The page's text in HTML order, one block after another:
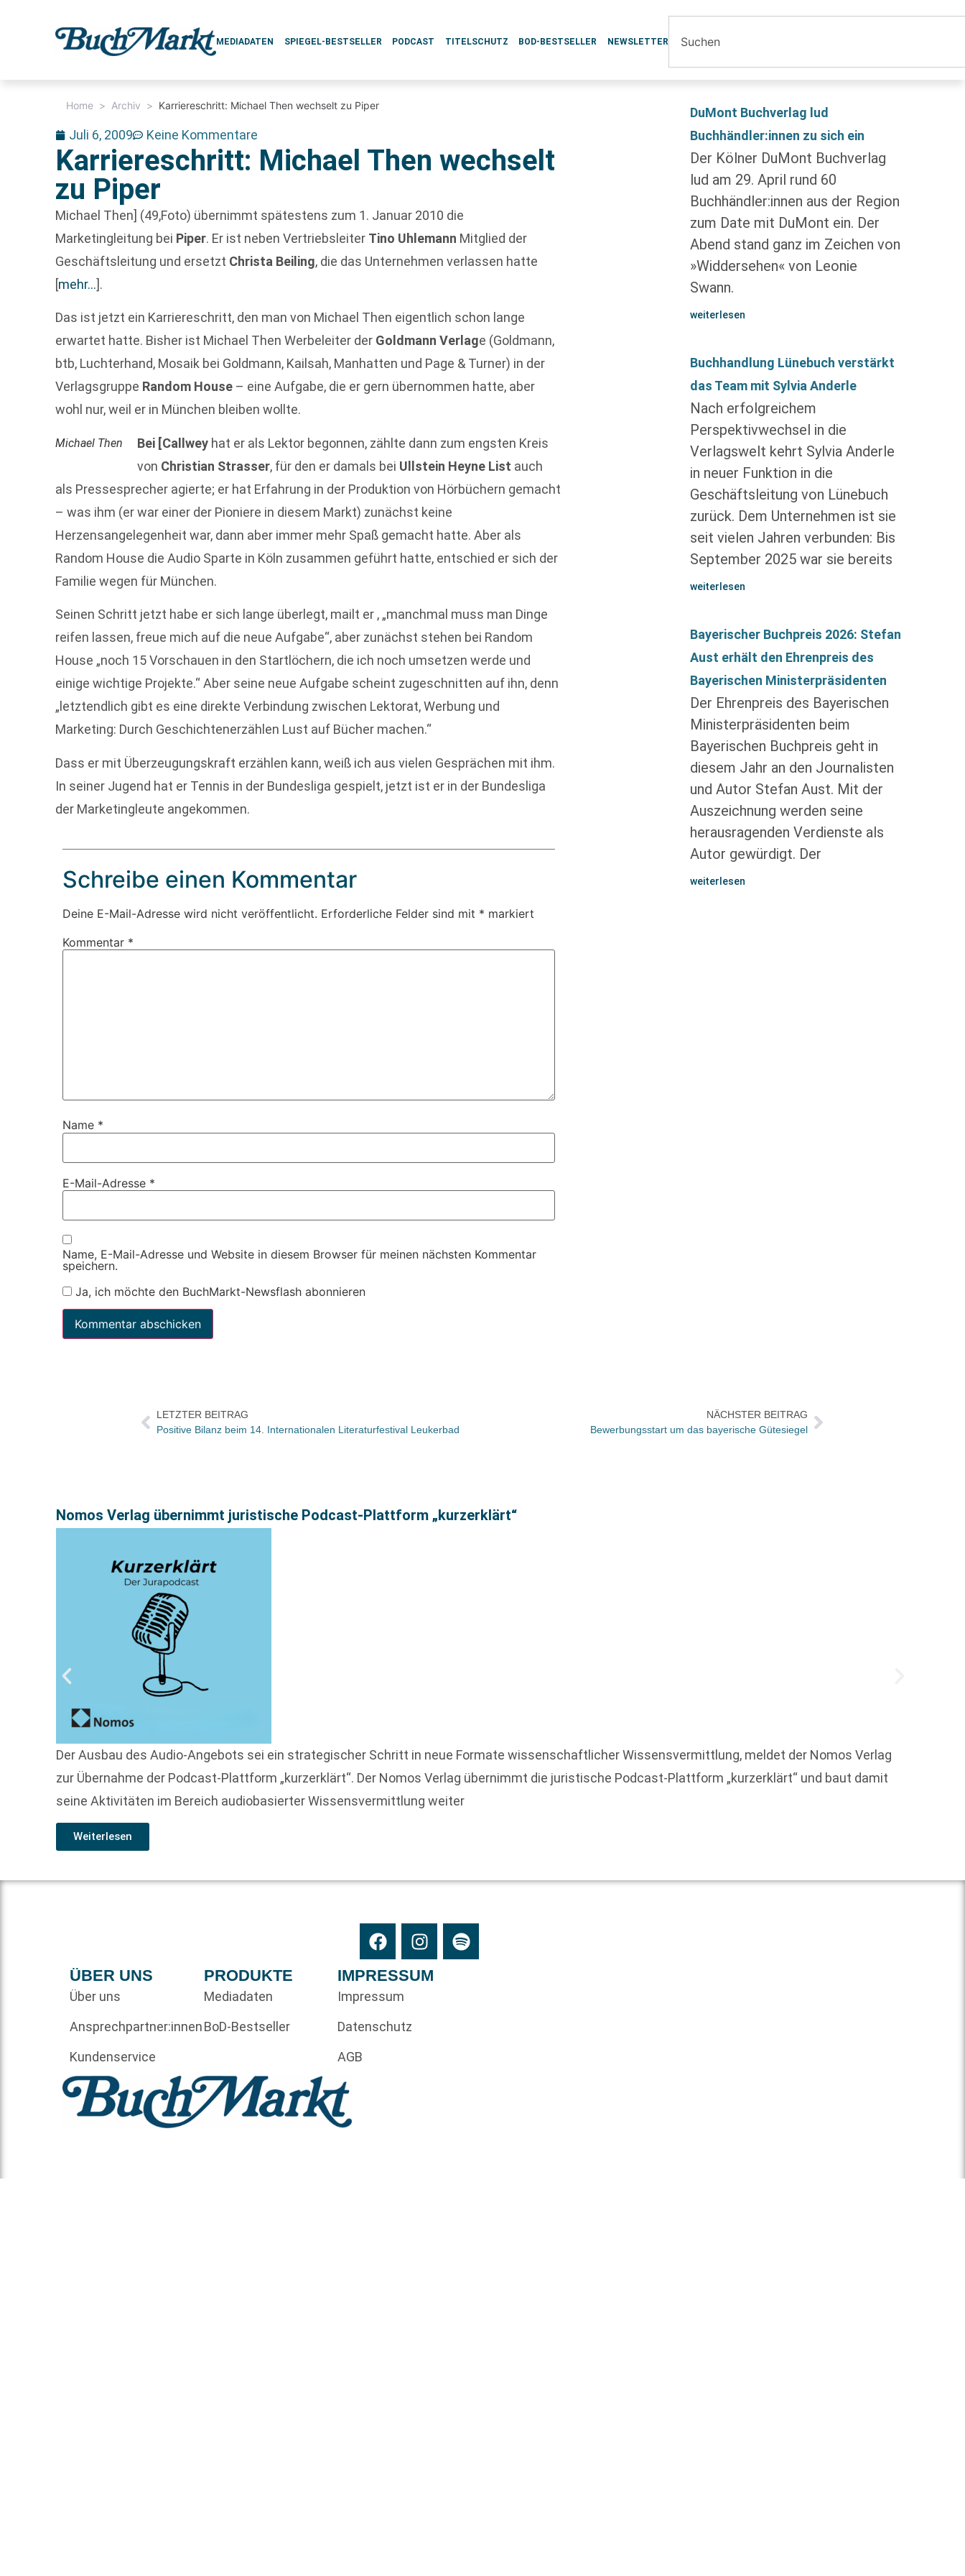
MEDIADATEN SPIEGEL-BESTSELLER PODCAST TITELSCHUTZ BOD-BESTSELLER NEWSLETTER
Home > Archiv > Karriereschritt: Michael Then wechselt zu Piper
Juli 6, 2009 Keine Kommentare
Karriereschritt: Michael Then wechselt
zu Piper
Michael Then] (49,Foto) übernimmt spätestens zum 1. Januar 2010 die
Marketingleitung bei Piper. Er ist neben Vertriebsleiter Tino Uhlemann Mitglied der
Geschäftsleitung und ersetzt Christa Beiling, die das Unternehmen verlassen hatte
[mehr…].
Das ist jetzt ein Karriereschritt, den man von Michael Then eigentlich schon lange
erwartet hatte. Bisher ist Michael Then Werbeleiter der Goldmann Verlage (Goldmann,
btb, Luchterhand, Mosaik bei Goldmann, Kailsah, Manhatten und Page & Turner) in der
Verlagsgruppe Random House – eine Aufgabe, die er gern übernommen hatte, aber
wohl nur, weil er in München bleiben wollte.
Michael Then Bei [Callwey hat er als Lektor begonnen, zählte dann zum engsten Kreis
von Christian Strasser, für den er damals bei Ullstein Heyne List auch
als Pressesprecher agierte; er hat Erfahrung in der Produktion von Hörbüchern gemacht
– was ihm (er war einer der Pioniere in diesem Markt) zunächst keine
Herzensangelegenheit war, dann aber immer mehr Spaß gemacht hatte. Aber als
Random House die Audio Sparte in Köln zusammen geführt hatte, entschied er sich der
Familie wegen für München.
Seinen Schritt jetzt habe er sich lange überlegt, mailt er , „manchmal muss man Dinge
reifen lassen, freue mich auf die neue Aufgabe“, aber zunächst stehen bei Random
House „noch 15 Vorschauen in den Startlöchern, die ich noch umsetzen werde und
einige wichtige Projekte.“ Aber seine neue Aufgabe scheint zugeschnitten auf ihn, denn
„letztendlich gibt es eine direkte Verbindung zwischen Lektorat, Werbung und
Marketing: Durch Geschichtenerzählen Lust auf Bücher machen.“
Dass er mit Überzeugungskraft erzählen kann, weiß ich aus vielen Gesprächen mit ihm.
In seiner Jugend hat er Tennis in der Bundesliga gespielt, jetzt ist er in der Bundesliga
der Marketingleute angekommen.
Schreibe einen Kommentar
Deine E-Mail-Adresse wird nicht veröffentlicht. Erforderliche Felder sind mit * markiert
Kommentar *
Name *
E-Mail-Adresse *
Name, E-Mail-Adresse und Website in diesem Browser für meinen nächsten Kommentar
speichern.
Ja, ich möchte den BuchMarkt-Newsflash abonnieren
DuMont Buchverlag lud
Buchhändler:innen zu sich ein
Der Kölner DuMont Buchverlag
lud am 29. April rund 60
Buchhändler:innen aus der Region
zum Date mit DuMont ein. Der
Abend stand ganz im Zeichen von
»Widdersehen« von Leonie
Swann.
weiterlesen
Buchhandlung Lünebuch verstärkt
das Team mit Sylvia Anderle
Nach erfolgreichem
Perspektivwechsel in die
Verlagswelt kehrt Sylvia Anderle
in neuer Funktion in die
Geschäftsleitung von Lünebuch
zurück. Dem Unternehmen ist sie
seit vielen Jahren verbunden: Bis
September 2025 war sie bereits
weiterlesen
Bayerischer Buchpreis 2026: Stefan
Aust erhält den Ehrenpreis des
Bayerischen Ministerpräsidenten
Der Ehrenpreis des Bayerischen
Ministerpräsidenten beim
Bayerischen Buchpreis geht in
diesem Jahr an den Journalisten
und Autor Stefan Aust. Mit der
Auszeichnung werden seine
herausragenden Verdienste als
Autor gewürdigt. Der
weiterlesen
LETZTER BEITRAG
Positive Bilanz beim 14. Internationalen Literaturfestival Leukerbad
NÄCHSTER BEITRAG
Bewerbungsstart um das bayerische Gütesiegel
Nomos Verlag übernimmt juristische Podcast-Plattform „kurzerklärt“
Der Ausbau des Audio-Angebots sei ein strategischer Schritt in neue Formate wissenschaftlicher Wissensvermittlung, meldet der Nomos Verlag
zur Übernahme der Podcast-Plattform „kurzerklärt“. Der Nomos Verlag übernimmt die juristische Podcast-Plattform „kurzerklärt“ und baut damit
seine Aktivitäten im Bereich audiobasierter Wissensvermittlung weiter
Weiterlesen
ÜBER UNS
Über uns
Ansprechpartner:innen
Kundenservice
PRODUKTE
Mediadaten
BoD-Bestseller
IMPRESSUM
Impressum
Datenschutz
AGB